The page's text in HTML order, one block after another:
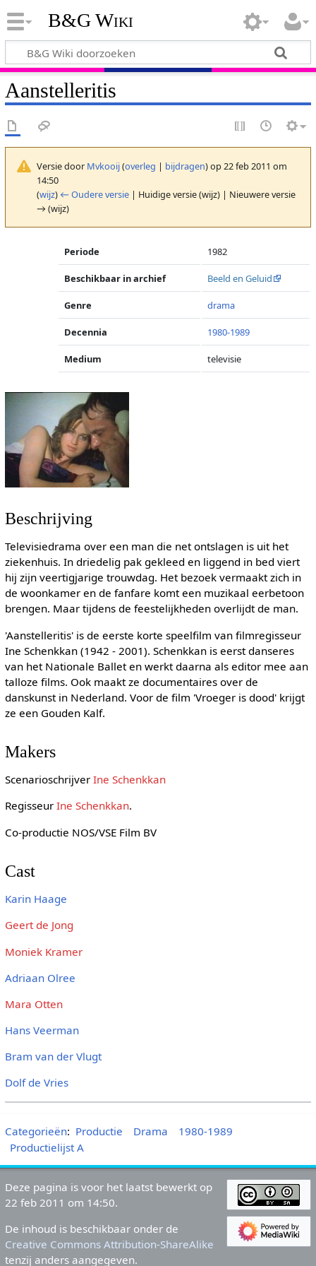
B&G Wiki
Aanstelleritis
Versie door Mvkooij(overleg | bijdragen)op 22 feb 2011 om
14:50
(wijz) ← Oudere versie| Huidige versie (wijz) | Nieuwere versie
→ (wijz)
Periode 1982
Beschikbaar in archief Beeld en Geluid
Genre drama
Decennia 1980-1989
Medium televisie
Beschrijving
Televisiedrama over een man die net ontslagen is uit het
ziekenhuis. In driedelig pak gekleed en liggend in bed viert
hij zijn veertigjarige trouwdag. Het bezoek vermaakt zich in
de woonkamer en de fanfare komt een muzikaal eerbetoon
brengen. Maar tijdens de feestelijkheden overlijdt de man.
'Aanstelleritis' is de eerste korte speelfilm van filmregisseur
Ine Schenkkan (1942 - 2001). Schenkkan is eerst danseres
van het Nationale Ballet en werkt daarna als editor mee aan
talloze films. Ook maakt ze documentaires over de
danskunst in Nederland. Voor de film 'Vroeger is dood' krijgt
ze een Gouden Kalf.
Makers
Scenarioschrijver Ine Schenkkan
Regisseur Ine Schenkkan.
Co-productie NOS/VSE Film BV
Cast
Karin Haage
Geert de Jong
Moniek Kramer
Adriaan Olree
Mara Otten
Hans Veerman
Bram van der Vlugt
Dolf de Vries
Categorieën: Productie Drama
1980-1989
Productielijst A
Deze pagina is voor het laatst bewerkt op
22 feb 2011 om 14:50.
De inhoud is beschikbaar onder de
Creative Commons Attribution-ShareAlike
tenzij anders aangegeven.